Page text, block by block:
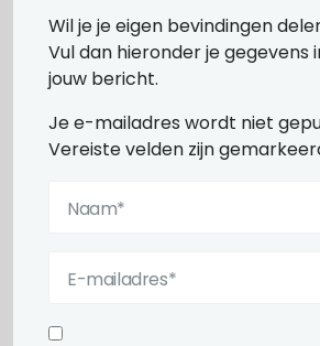
Wil je je eigen bevindingen
Vul dan hieronder je gegevens
jouw bericht.
Je e-mailadres wordt niet
Vereiste velden zijn